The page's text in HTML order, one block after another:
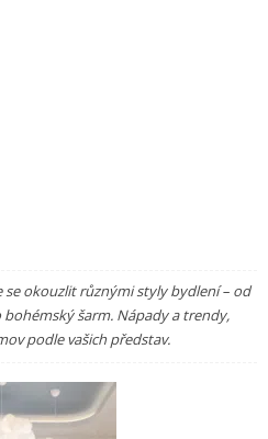
okouzlit různými styly bydlení – od
šarm. Nápady a trendy,
podle vašich představ.